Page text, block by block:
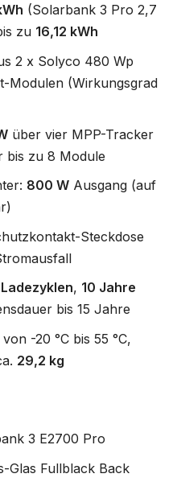
(Solarbank 3 Pro 2,7
zu 16,12 kWh
2 x Solyco 480 Wp
Modulen (Wirkungsgrad
über vier MPP-Tracker
bis zu 8 Module
800 W Ausgang (auf
Steckdose
, 10 Jahre
bis 15 Jahre
-20 °C bis 55 °C,
29,2 kg
3 E2700 Pro
Glas Fullblack Back